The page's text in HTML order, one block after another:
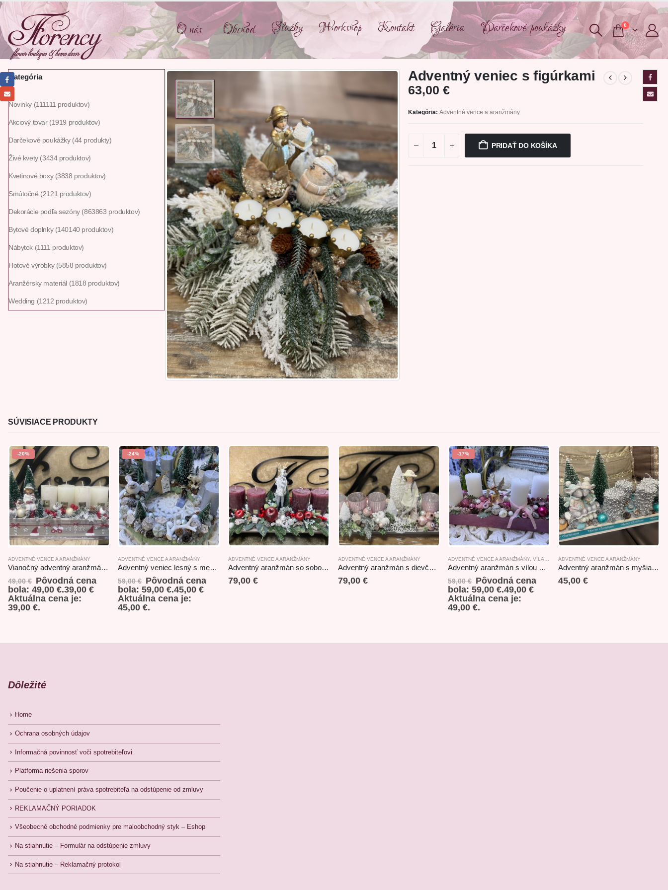
O nás Obchod Služby Workshop Kontakt Galéria Darčekové poukážky 0
Adventný veniec s figúrkami
63,00 €
Kategória: Adventné vence a aranžmány
PRIDAŤ DO KOŠÍKA
Kategória
Novinky 111111 produktov
Akciový tovar 1919 produktov
Darčekové poukážky 44 produkty
Živé kvety 3434 produktov
Kvetinové boxy 3838 produktov
Smútočné 21 21 produktov
Dekorácie podľa sezóny 863863 produktov
Bytové doplnky 140140 produktov
Nábytok 1111 produktov
Hotové výrobky 5858 produktov
Aranžérsky materiál 1818 produktov
Wedding 1212 produktov
SÚVISIACE PRODUKTY
-20%
ADVENTNÉ VENCE A ARANŽMÁNY
Vianočný adventný aranžmán s dievčatkom 35x10x20cm
49,00€ Pôvodná cena
bola: 49,00 €.39,00 €
Aktuálna cena je:
39,00 €.
-24%
ADVENTNÉ VENCE A ARANŽMÁNY
Adventný veniec lesný s medveďom a vtáčikom
59,00€ Pôvodná cena
bola: 59,00 €.45,00€
Aktuálna cena je:
45,00 €.
ADVENTNÉ VENCE A ARANŽMÁNY
Adventný aranžmán so sobom bordový 55x20x25,5cm
79,00 €
ADVENTNÉ VENCE A ARANŽMÁNY
Adventný aranžmán s dievčaťom 50x21x27cm
79,00 €
-17%
ADVENTNÉ VENCE A ARANŽMÁNY ,VÍLA/FAIRY
Adventný aranžmán s vílou 42x11x18cm
59,00€ Pôvodná cena
bola: 59,00 €.49,00€
Aktuálna cena je:
49,00 €.
ADVENTNÉ VENCE A ARANŽMÁNY
Adventný aranžmán s myšiakmi tyrkysový 36x17x21cm
45,00 €
Dôležité
Home
Ochrana osobných údajov
Informačná povinnosť voči spotrebiteľovi
Platforma riešenia sporov
Poučenie o uplatnení práva spotrebiteľa na odstúpenie od zmluvy
REKLAMAČNÝ PORIADOK
Všeobecné obchodné podmienky pre maloobchodný styk – Eshop
Na stiahnutie – Formulár na odstúpenie zmluvy
Na stiahnutie – Reklamačný protokol